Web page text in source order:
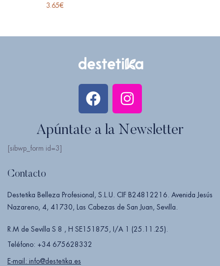
3.65€
Apúntate a la Newsletter
[sibwp_form id=3]
Contacto
Destetika Belleza Profesional, S.L.U. CIF B24812216. Avenida Jesús
Nazareno, 4, 41730, Las Cabezas de San Juan, Sevilla.
R.M de Sevilla S 8 , H SE151875, I/A 1 (25.11.25).
Teléfono: +34 675628332
E-mail: info@destetika.es